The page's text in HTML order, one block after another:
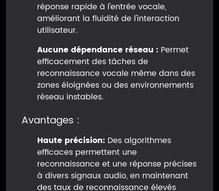
réponse rapide à l'entrée vocale,
améliorant la fluidité de l'interaction
utilisateur.
Aucune dépendance réseau : Permet
efficacement des tâches de
reconnaissance vocale même dans des
zones éloignées ou des environnements
réseau instables.
Avantages :
Haute précision: Des algorithmes
efficaces permettent une
reconnaissance et une réponse précises
à divers signaux audio, en maintenant
des taux de reconnaissance élevés